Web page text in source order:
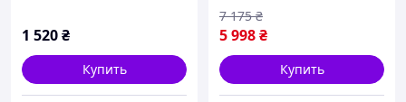
1 520₴
Купить
5 998₴
7 175 ₴
Купить